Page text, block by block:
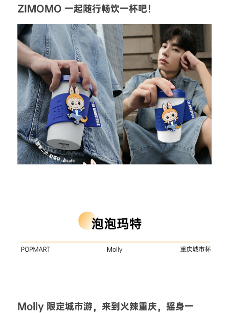
ZIMOMO 一起随行畅饮一杯吧！
Molly 限定城市游，来到火辣重庆，摇身一